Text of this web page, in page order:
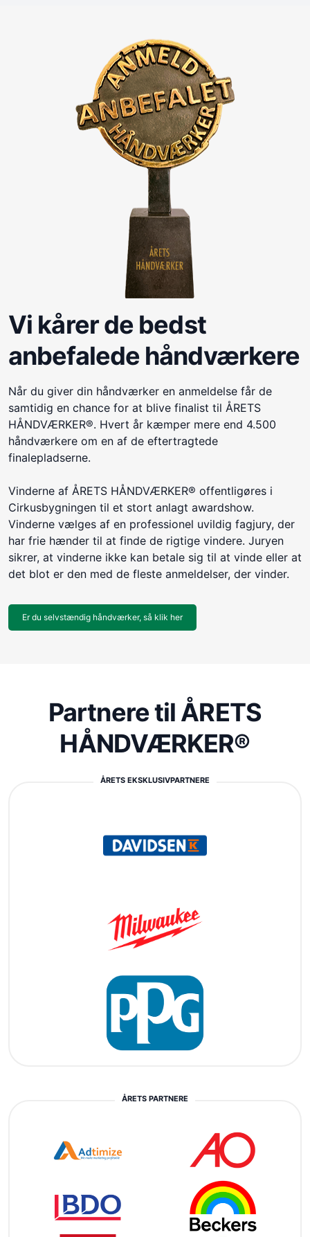
Vi kårer de bedst
anbefalede håndværkere
Når du giver din håndværker en anmeldelse får de
samtidig en chance for at blive finalist til ÅRETS
HÅNDVÆRKER®. Hvert år kæmper mere end 4.500
håndværkere om en af de eftertragtede
finalepladserne.
Vinderne af ÅRETS HÅNDVÆRKER® offentligøres i
Cirkusbygningen til et stort anlagt awardshow.
Vinderne vælges af en professionel uvildig fagjury, der
har frie hænder til at finde de rigtige vindere. Juryen
sikrer, at vinderne ikke kan betale sig til at vinde eller at
det blot er den med de fleste anmeldelser, der vinder.
Er du selvstændig håndværker, så klik her
Partnere til ÅRETS
HÅNDVÆRKER®
ÅRETS EKSKLUSIVPARTNERE
ÅRETS PARTNERE